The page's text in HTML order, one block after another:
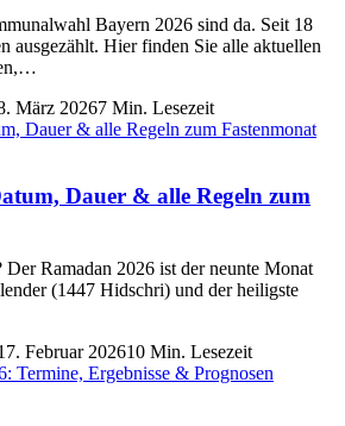
Bayern 2026 sind da. Seit 18
ausgezählt. Hier finden Sie alle aktuellen
März 20267 Min. Lesezeit
Dauer & alle Regeln zum
Der Ramadan 2026 ist der neunte Monat
(1447 Hidschri) und der heiligste
Februar 202610 Min. Lesezeit